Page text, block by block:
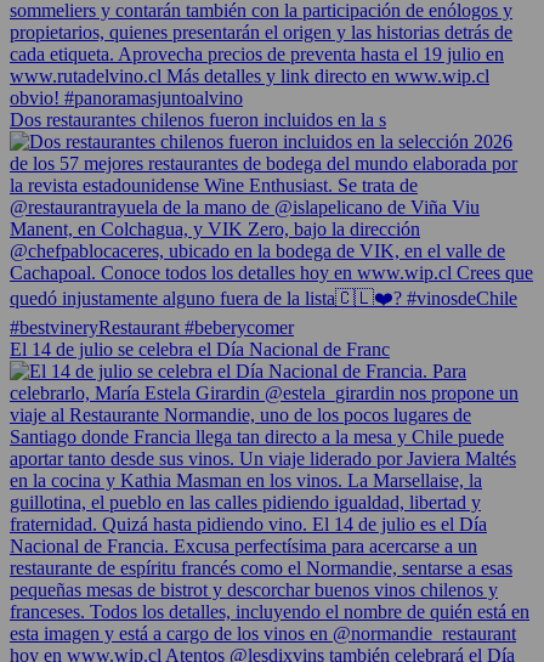
Dos restaurantes chilenos fueron incluidos en la s
El 14 de julio se celebra el Día Nacional de Franc